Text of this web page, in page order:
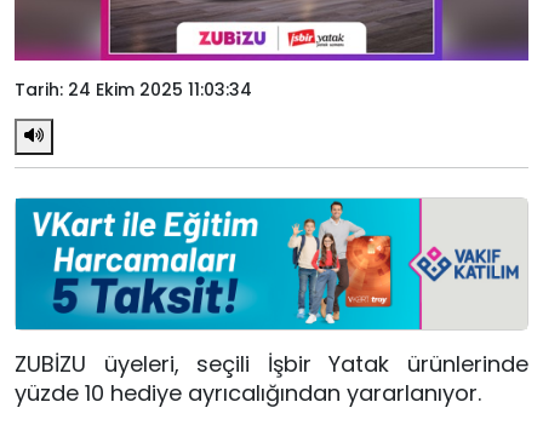
Tarih: 24 Ekim 2025 11:03:34
ZUBİZU üyeleri, seçili İşbir Yatak ürünlerinde
yüzde 10 hediye ayrıcalığından yararlanıyor.